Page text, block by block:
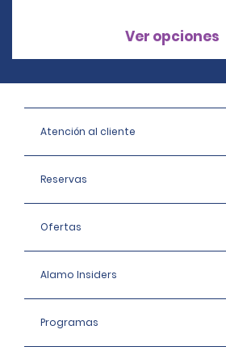
Ver opciones
Atención al cliente
Reservas
Ofertas
Alamo Insiders
Programas